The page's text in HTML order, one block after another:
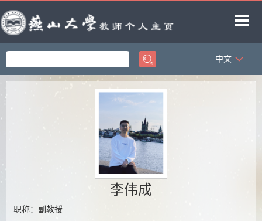
首页
科学研究
中文
李伟成
职称：副教授